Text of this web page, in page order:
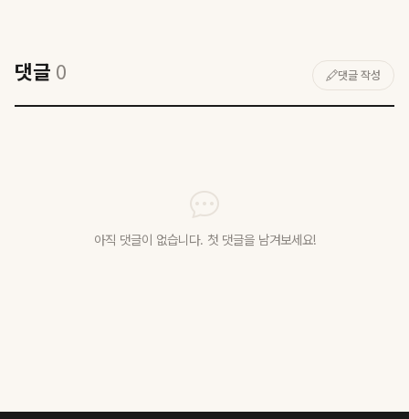
댓글 0 댓글 작성
아직 댓글이 없습니다. 첫 댓글을 남겨보세요!